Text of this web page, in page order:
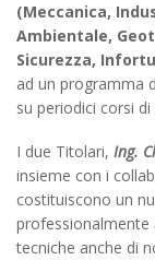
(Meccanica,
Ambientale,
Sicurezza,
ad un programma
su periodici corsi
I due Titolari, Ing.
insieme con i
costituiscono un
professionalmente
tecniche anche di